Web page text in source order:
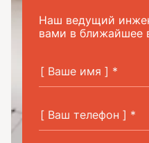
Наш ведущий
вами в ближайшее